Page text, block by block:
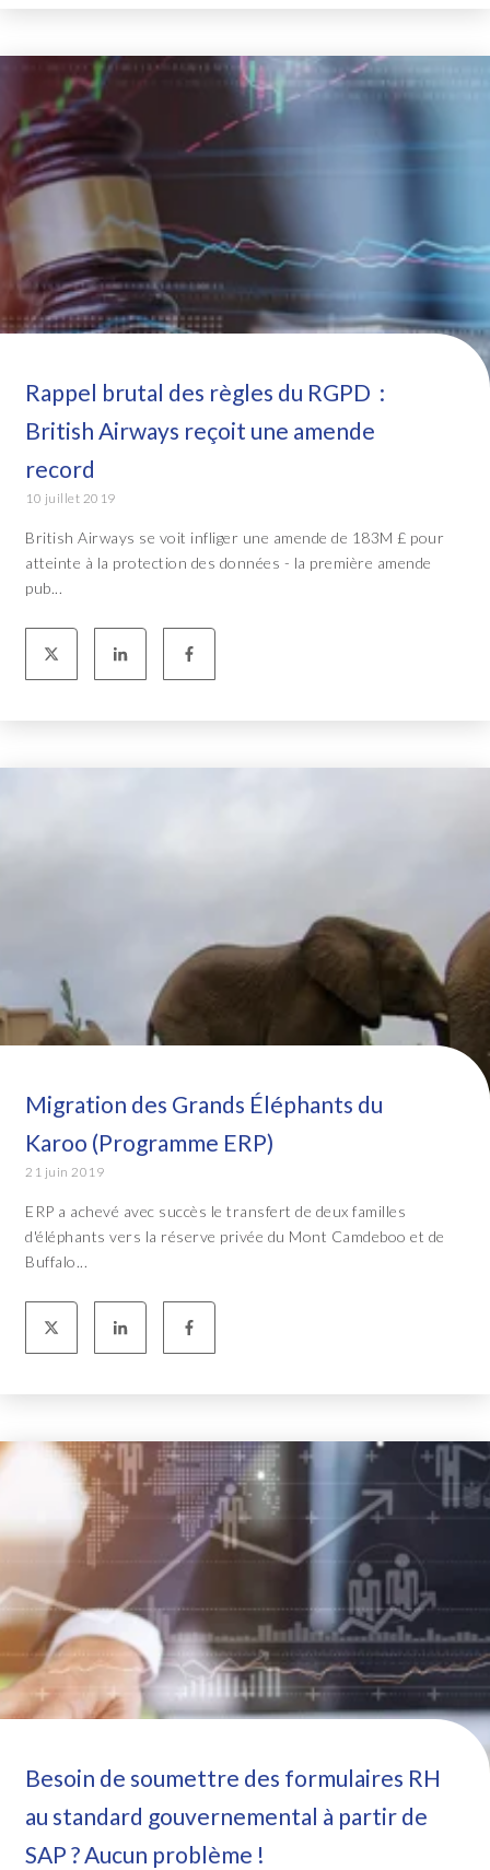
Rappel brutal des règles du RGPD :
British Airways reçoit une amende
record
10 juillet 2019
British Airways se voit infliger une amende de 183M £ pour
atteinte à la protection des données - la première amende
pub...
Migration des Grands Éléphants du
Karoo (Programme ERP)
21 juin 2019
ERP a achevé avec succès le transfert de deux familles
d'éléphants vers la réserve privée du Mont Camdeboo et de
Buffalo...
Besoin de soumettre des formulaires RH
au standard gouvernemental à partir de
SAP ? Aucun problème !